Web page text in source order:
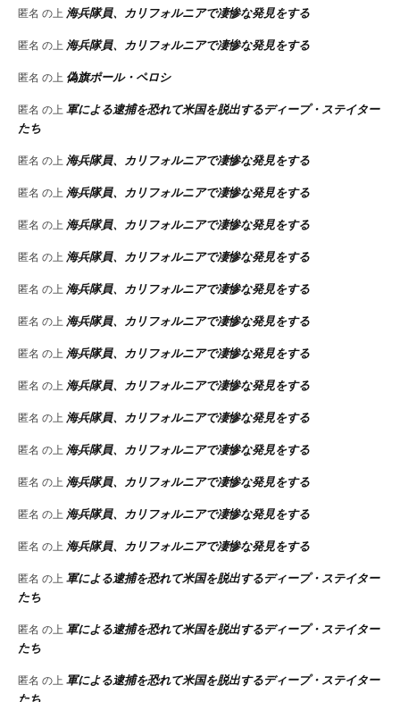
匿名 の上 海兵隊員、カリフォルニアで凄惨な発見をする
匿名 の上 海兵隊員、カリフォルニアで凄惨な発見をする
匿名 の上 偽旗ポール・ペロシ
匿名 の上軍による逮捕を恐れて米国を脱出するディープ・ステイター
たち
匿名 の上 海兵隊員、カリフォルニアで凄惨な発見をする
匿名 の上 海兵隊員、カリフォルニアで凄惨な発見をする
匿名 の上 海兵隊員、カリフォルニアで凄惨な発見をする
匿名 の上 海兵隊員、カリフォルニアで凄惨な発見をする
匿名 の上 海兵隊員、カリフォルニアで凄惨な発見をする
匿名 の上 海兵隊員、カリフォルニアで凄惨な発見をする
匿名 の上 海兵隊員、カリフォルニアで凄惨な発見をする
匿名 の上 海兵隊員、カリフォルニアで凄惨な発見をする
匿名 の上 海兵隊員、カリフォルニアで凄惨な発見をする
匿名 の上 海兵隊員、カリフォルニアで凄惨な発見をする
匿名 の上 海兵隊員、カリフォルニアで凄惨な発見をする
匿名 の上 海兵隊員、カリフォルニアで凄惨な発見をする
匿名 の上 海兵隊員、カリフォルニアで凄惨な発見をする
匿名 の上軍による逮捕を恐れて米国を脱出するディープ・ステイター
たち
匿名 の上軍による逮捕を恐れて米国を脱出するディープ・ステイター
たち
匿名 の上軍による逮捕を恐れて米国を脱出するディープ・ステイター